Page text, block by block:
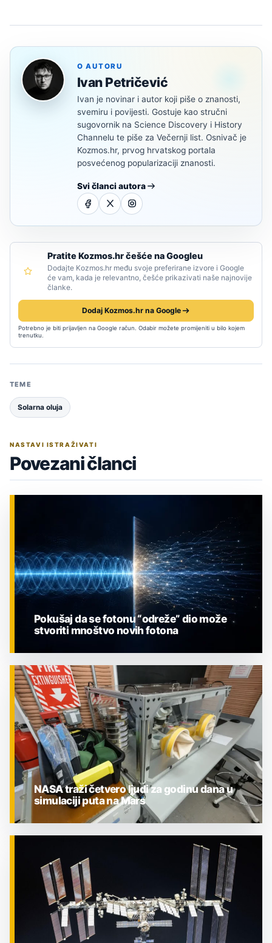
O AUTORU
Ivan Petričević
Ivan je novinar i autor koji piše o znanosti,
svemiru i povijesti. Gostuje kao stručni
sugovornik na Science Discovery i History
Channelu te piše za Večernji list. Osnivač je
Kozmos.hr, prvog hrvatskog portala
posvećenog popularizaciji znanosti.
Svi članci autora
Pratite Kozmos.hr češće na Googleu
Dodajte Kozmos.hr među svoje preferirane izvore i Google
će vam, kada je relevantno, češće prikazivati naše najnovije
članke.
Dodaj Kozmos.hr na Google
Potrebno je biti prijavljen na Google račun. Odabir možete promijeniti u bilo kojem
trenutku.
TEME
Solarna oluja
NASTAVI ISTRAŽIVATI
Povezani članci
ZNANOST
Pokušaj da se fotonu “odreže” dio može
stvoriti mnoštvo novih fotona
NASA traži četvero ljudi za godinu dana u
simulaciji puta na Mars